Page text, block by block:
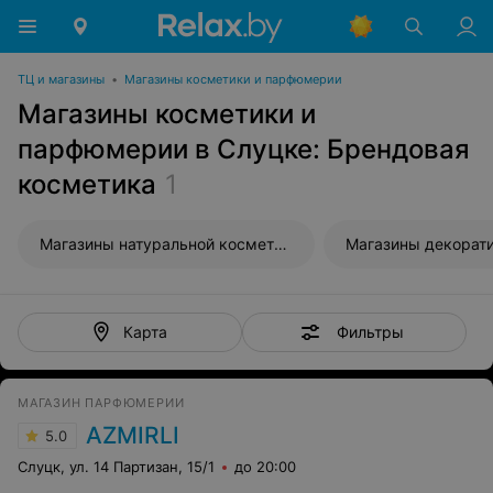
ТЦ и магазины • Магазины косметики и парфюмерии
Магазины косметики и
парфюмерии в Слуцке: Брендовая
косметика 1
Магазины натуральной косметики
Карта Фильтры
МАГАЗИН ПАРФЮМЕРИИ
5.0 AZMIRLI
Слуцк, ул. 14 Партизан, 15/1 до 20:00